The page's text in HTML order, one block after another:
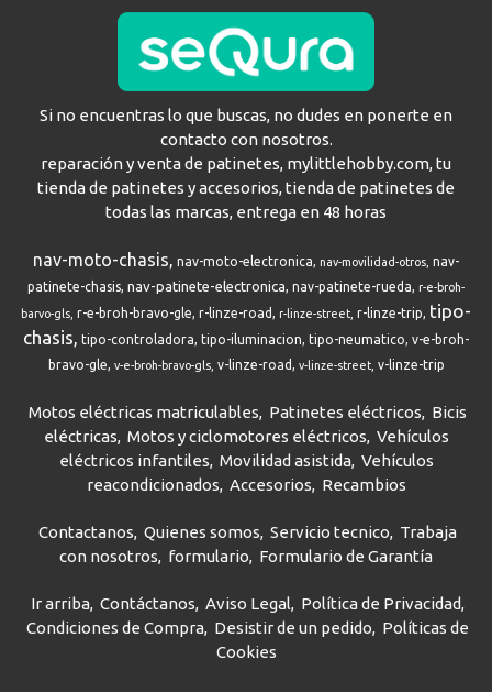
Si no encuentras lo que buscas, no dudes en ponerte en
contacto con nosotros.
reparación y venta de patinetes, mylittlehobby.com, tu
tienda de patinetes y accesorios, tienda de patinetes de
todas las marcas, entrega en 48 horas
nav-moto-chasis nav-moto-electronica nav-movilidad-otros nav-
patinete-chasis nav-patinete-electronica nav-patinete-rueda
r-e-broh-
barvo-gls r-e-broh-bravo-gle r-linze-road r-linze-street r-linze-trip
tipo-
chasis
tipo-controladora tipo-iluminacion tipo-neumatico v-e-broh-
bravo-gle v-e-broh-bravo-gls v-linze-road v-linze-street v-linze-trip
Motos eléctricas matriculables Patinetes eléctricos
Bicis
eléctricas Motos y ciclomotores eléctricos Vehículos
eléctricos infantiles Movilidad asistida Vehículos
reacondicionados Accesorios Recambios
Contactanos Quienes somos Servicio tecnico
Trabaja
con nosotros
formulario Formulario de Garantía
Ir arriba Contáctanos Aviso Legal
Política de Privacidad
Condiciones de Compra Desistir de un pedido
Políticas de
Cookies